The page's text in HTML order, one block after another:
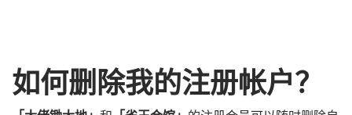
如何删除我的注册帐户？